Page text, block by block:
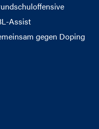
Assist
gegen Doping